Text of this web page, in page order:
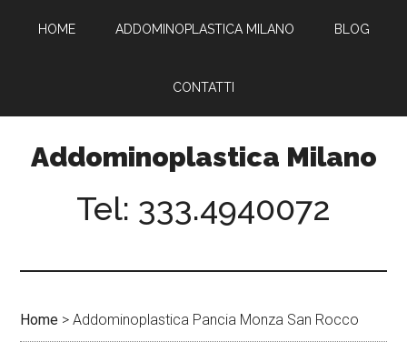
HOME ADDOMINOPLASTICA MILANO BLOG
CONTATTI
Addominoplastica Milano
Tel: 333.4940072
Home >Addominoplastica Pancia Monza San Rocco